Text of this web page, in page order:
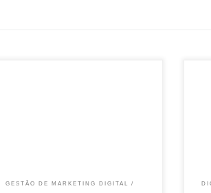
GESTÃO DE MARKETING DIGITAL